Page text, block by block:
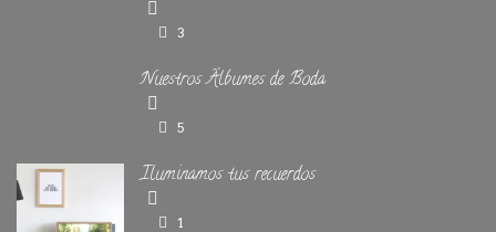
3
Nuestros Álbumes de Boda
5
Iluminamos tus recuerdos
1